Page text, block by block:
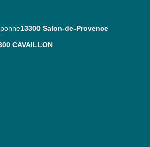
13300 Salon-de-Provence
CAVAILLON